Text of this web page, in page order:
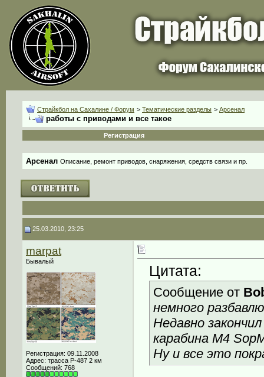
Страйкбол на Сахалине / Форум > Тематические разделы > Арсенал
работы с приводами и все такое
Регистрация
Арсенал Описание, ремонт приводов, снаряжения, средств связи и пр.
25.03.2010, 23:25
marpat
Бывалый
Регистрация: 09.11.2008
Адрес: трасса Р-487 2 км
Сообщений: 768
Цитата:
Сообщение от
немного
Недавно
карабина M4
Ну и все это